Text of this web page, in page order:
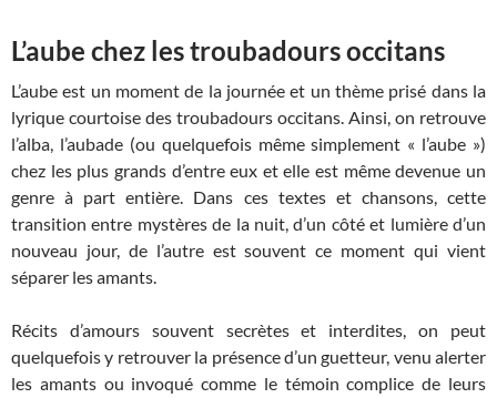
L’aube chez les troubadours occitans
L’aube est un moment de la journée et un thème prisé dans la
lyrique courtoise des troubadours occitans. Ainsi, on retrouve
l’alba, l’aubade (ou quelquefois même simplement « l’aube »)
chez les plus grands d’entre eux et elle est même devenue un
genre à part entière. Dans ces textes et chansons, cette
transition entre mystères de la nuit, d’un côté et lumière d’un
nouveau jour, de l’autre est souvent ce moment qui vient
séparer les amants.
Récits d’amours souvent secrètes et interdites, on peut
quelquefois y retrouver la présence d’un guetteur, venu alerter
les amants ou invoqué comme le témoin complice de leurs